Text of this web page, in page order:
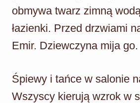
obmywa twarz zimną
łazienki. Przed drzwiami
Emir. Dziewczyna mija go.
Śpiewy i tańce w salonie
Wszyscy kierują wzrok w